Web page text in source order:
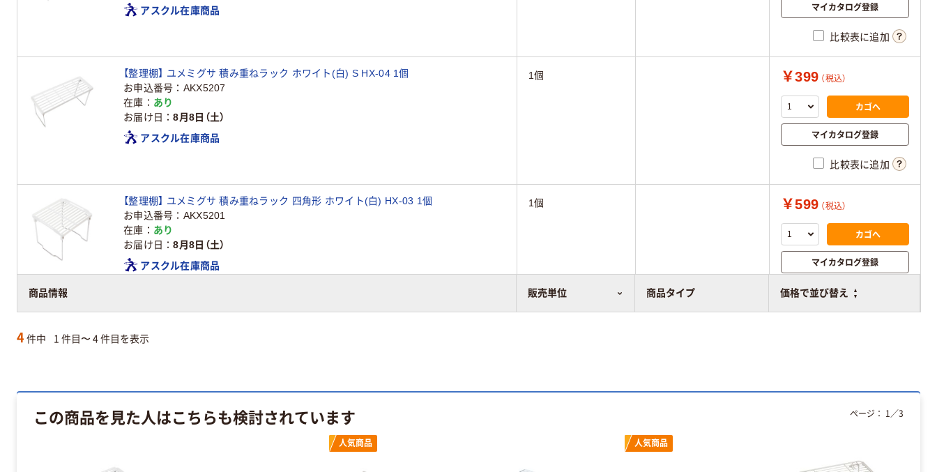
商品情報 販売単位 商品タイプ 価格で並び替え
アスクル在庫商品
マイカタログ登録
比較表に追加
【整理棚】 ユメミグサ 積み重ねラック ホワイト(白) S HX-04 1個
お申込番号
AKX5207
在庫
あり
お届け日
8月8日（土）
アスクル在庫商品
1個 ￥399 （税込）
カゴへ
マイカタログ登録
比較表に追加
【整理棚】 ユメミグサ 積み重ねラック 四角形 ホワイト(白) HX-03 1個
お申込番号
AKX5201
在庫
あり
お届け日
8月8日（土）
アスクル在庫商品
1個 ￥599 （税込）
カゴへ
マイカタログ登録
比較表に追加
4 件中 1 件目〜 4 件目を表示
この商品を見た人はこちらも検討されています
人気商品 人気商品
ページ： 1 ／3